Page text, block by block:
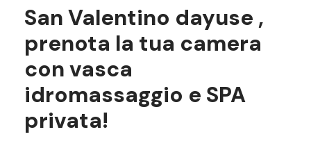
San Valentino dayuse ,
prenota la tua camera
con vasca
idromassaggio e SPA
privata!